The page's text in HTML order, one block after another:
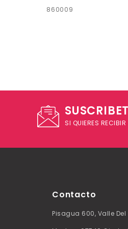
860009
SI QUIERES
Contacto
Pisagua 600, Valle